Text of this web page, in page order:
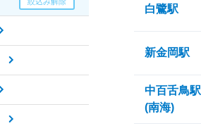
白鷺駅
新金岡駅
中百舌鳥駅
(南海)